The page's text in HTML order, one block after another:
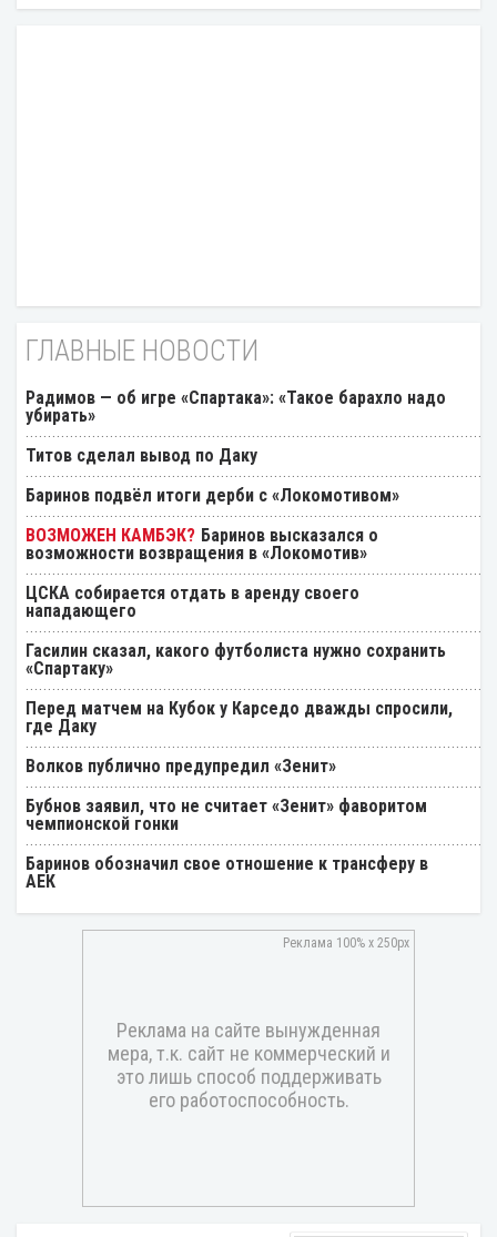
ГЛАВНЫЕ НОВОСТИ
Радимов — об игре «Спартака»: «Такое барахло надо
убирать»
Титов сделал вывод по Даку
Баринов подвёл итоги дерби с «Локомотивом»
Баринов высказался о
возможности возвращения в «Локомотив»
ЦСКА собирается отдать в аренду своего
нападающего
Гасилин сказал, какого футболиста нужно сохранить
«Спартаку»
Перед матчем на Кубок у Карседо дважды спросили,
где Даку
Волков публично предупредил «Зенит»
Бубнов заявил, что не считает «Зенит» фаворитом
чемпионской гонки
Баринов обозначил свое отношение к трансферу в
АЕК